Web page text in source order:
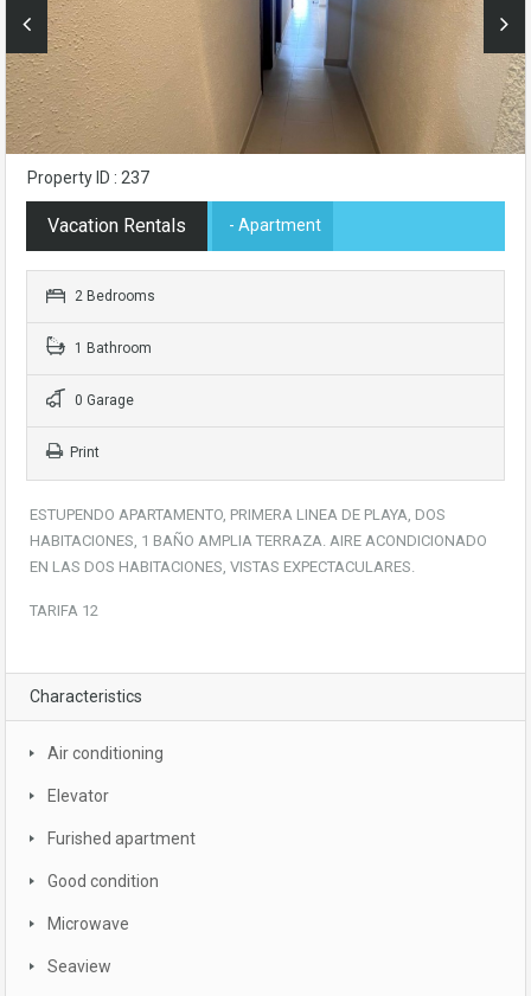
Property ID : 237
Vacation Rentals - Apartment
2 Bedrooms
1 Bathroom
0 Garage
Print
ESTUPENDO APARTAMENTO, PRIMERA LINEA DE PLAYA, DOS
HABITACIONES, 1 BAÑO AMPLIA TERRAZA. AIRE ACONDICIONADO
EN LAS DOS HABITACIONES, VISTAS EXPECTACULARES.
TARIFA 12
Characteristics
Air conditioning
Elevator
Furished apartment
Good condition
Microwave
Seaview